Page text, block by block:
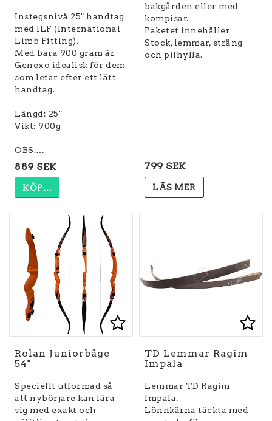
Instegsnivå 25" handtag
med ILF (International
Limb Fitting).
Med bara 900 gram är
Genexo idealisk för dem
som letar efter ett lätt
handtag.
Längd: 25"
Vikt: 900g
OBS.…
889 SEK
KÖP…
bakgården eller med
kompisar.
Paketet innehåller
Stock, lemmar, sträng
och pilhylla.
799 SEK
LÄS MER
Lägg till i
Lägg till i
Rolan Juniorbåge
54"
Speciellt utformad så
att nybörjare kan lära
sig med exakt och
TD Lemmar Ragim
Impala
Lemmar TD Ragim
Impala.
Lönnkärna täckta med